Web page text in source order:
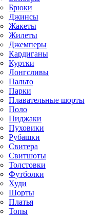
Брюки
Джинсы
Жакеты
Жилеты
Джемперы
Кардиганы
Куртки
Лонгсливы
Пальто
Парки
Плавательные шорты
Поло
Пиджаки
Пуховики
Рубашки
Свитера
Свитшоты
Толстовки
Футболки
Худи
Шорты
Платья
Топы